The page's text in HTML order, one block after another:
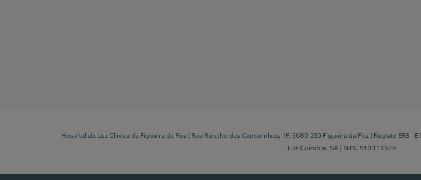
Hospital da Luz Clínica da Figueira da Foz | Rua Rancho das Cantarinhas, 1F, 3080-250 Figueira da Foz | Registo ERS -
Luz Coimbra, SA
| NIPC 510 113 516